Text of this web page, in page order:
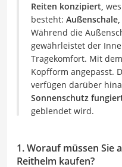
Reiten konzipiert,
besteht:
Während die
gewährleistet der
Tragekomfort. Mit
Kopfform angepasst.
verfügen darüber
Sonnenschutz
geblendet wird.
1. Worauf müssen Sie
Reithelm kaufen?